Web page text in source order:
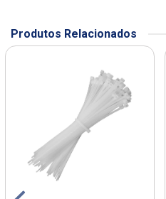
Produtos Relacionados